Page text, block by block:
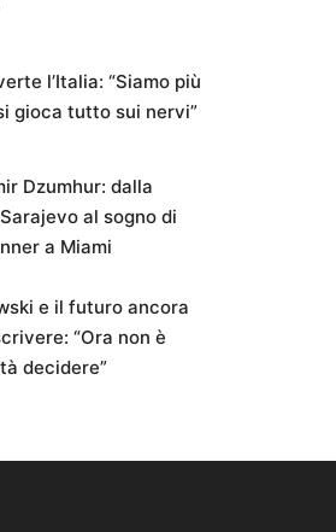
l’Italia: “Siamo più
gioca tutto sui nervi”
Dzumhur: dalla
al sogno di
a Miami
e il futuro ancora
“Ora non è
decidere”